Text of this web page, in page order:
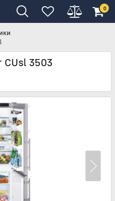
0
CUsl 3503